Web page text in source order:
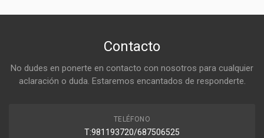
Contacto
No dudes en ponerte en contacto con nosotros para cualquier
aclaración o duda. Estaremos encantados de responderte.
TELÉFONO
T:981193720/687506525